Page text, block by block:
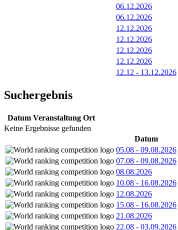
06.12.2026
06.12.2026
12.12.2026
12.12.2026
12.12.2026
12.12.2026
12.12 - 13.12.2026
Suchergebnis
Datum Veranstaltung Ort
Keine Ergebnisse gefunden
Datum
05.08 - 09.08.2026
07.08 - 09.08.2026
08.08.2026
10.08 - 16.08.2026
12.08.2026
15.08 - 16.08.2026
21.08.2026
22.08 - 03.09.2026